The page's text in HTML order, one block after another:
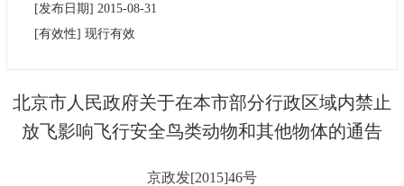
决策公开 专题公开
政务服务
[发布日期] 2015-08-31
[有效性] 现行有效
北京市人民政府关于在本市部分行政区域内禁止
放飞影响飞行安全鸟类动物和其他物体的通告
京政发[2015]46号